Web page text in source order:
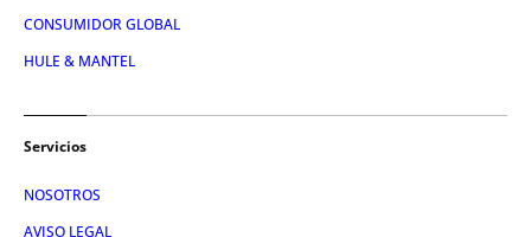
CONSUMIDOR GLOBAL
HULE & MANTEL
Servicios
NOSOTROS
AVISO LEGAL